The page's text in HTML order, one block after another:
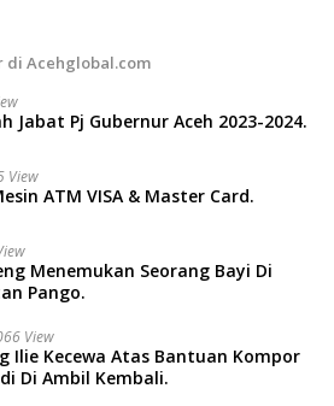
di Acehglobal.com
Jabat Pj Gubernur Aceh 2023-2024.
View
ATM VISA & Master Card.
Menemukan Seorang Bayi Di
Pango.
View
Ilie Kecewa Atas Bantuan Kompor
Di Ambil Kembali.